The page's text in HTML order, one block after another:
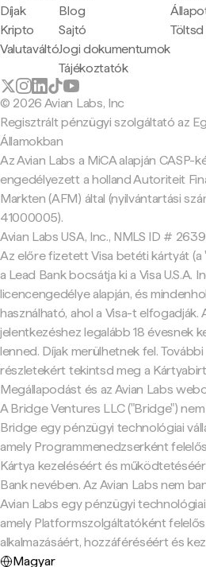
Díjak
Kripto
Valutaváltó
Blog
Sajtó
Jogi dokumentumok
Tájékoztatók
© 2026 Avian Labs, Inc
Regisztrált pénzügyi szolgáltató az
Államokban
Az Avian Labs a MiCA alapján CASP-
engedélyezett a holland Autoriteit
Markten (AFM) által (nyilvántartási
41000005).
Avian Labs USA, Inc., NMLS ID #
Az előre fizetett Visa betéti kártyát (a
a Lead Bank bocsátja ki a Visa U.S.A.
licencengedélye alapján, és mindenhol
használható, ahol a Visa-t elfogadják.
jelentkezéshez legalább 18 évesnek
lenned. Díjak merülhetnek fel. További
részletekért tekintsd meg a
Megállapodást és az Avian Labs
A Bridge Ventures LLC ("Bridge") nem
Bridge egy pénzügyi technológiai
amely Programmenedzserként
Kártya kezeléséért és
Bank nevében. Az Avian Labs nem
Avian Labs egy pénzügyi technológiai
amely Platformszolgáltatóként
alkalmazásáért, hozzáféréséért és
Magyar